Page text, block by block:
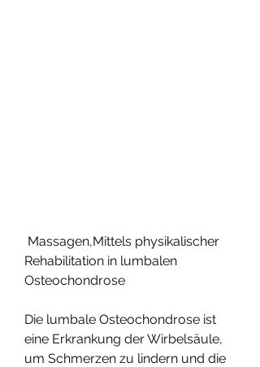
Rehabilitation in lumbalen
Osteochondrose
Die lumbale Osteochondrose ist
eine Erkrankung der Wirbelsäule,
um Schmerzen zu lindern und die